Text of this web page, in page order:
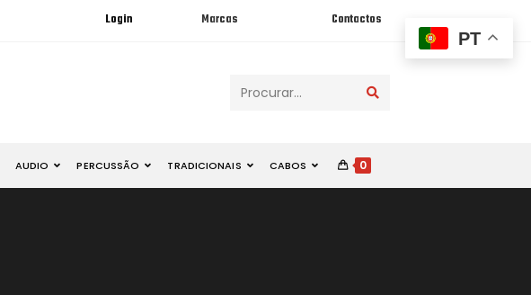
Login Marcas Contactos
Procurar...
AUDIO PERCUSSÃO TRADICIONAIS CABOS 0
PT